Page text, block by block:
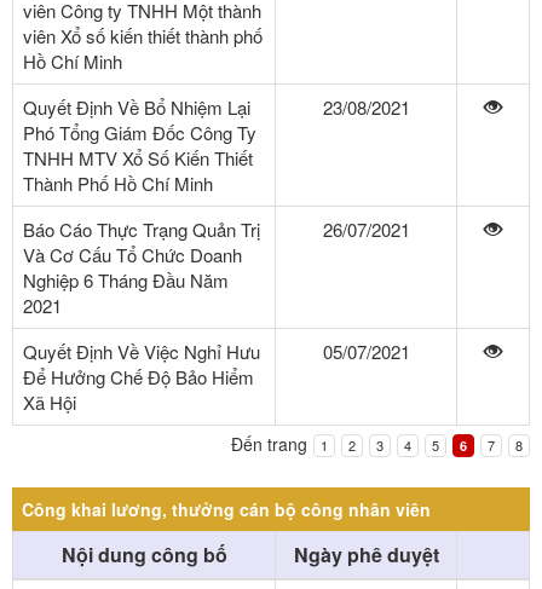
viên Công ty TNHH Một thành
viên Xổ số kiến thiết thành phố
Hồ Chí Minh
Quyết Định Về Bổ Nhiệm Lại
Phó Tổng Giám Đốc Công Ty
TNHH MTV Xổ Số Kiến Thiết
Thành Phố Hồ Chí Minh
23/08/2021
Báo Cáo Thực Trạng Quản Trị
Và Cơ Cấu Tổ Chức Doanh
Nghiệp 6 Tháng Đầu Năm
2021
26/07/2021
Quyết Định Về Việc Nghỉ Hưu
Để Hưởng Chế Độ Bảo Hiểm
Xã Hội
05/07/2021
Đến trang 1 2 3 4 5 6 7 8
Công khai lương, thưởng cán bộ công nhân viên
Nội dung công bố Ngày phê duyệt